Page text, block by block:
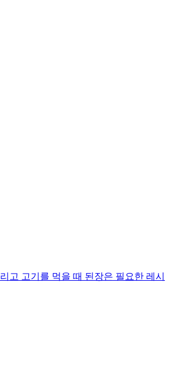
고 고기를 먹을 때 된장은 필요한 레시